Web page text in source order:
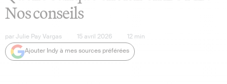
Nos conseils
parJulie Pay Vargas 15 avril 2026 12 min
Ajouter Indy à mes sources préférées